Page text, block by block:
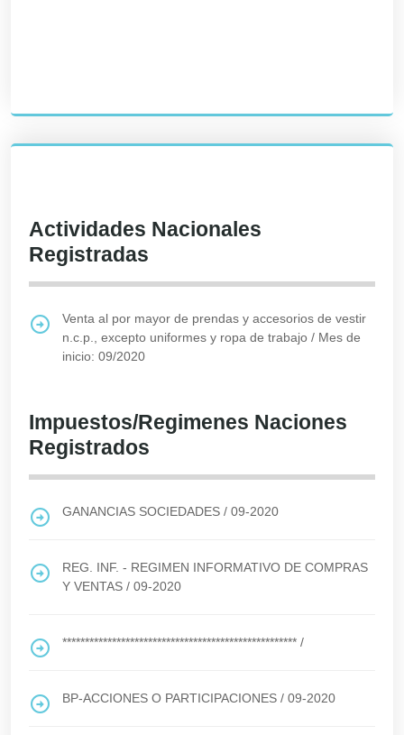
Actividades Nacionales
Registradas
Venta al por mayor de prendas y accesorios de vestir
n.c.p., excepto uniformes y ropa de trabajo / Mes de
inicio: 09/2020
Impuestos/Regimenes Naciones
Registrados
GANANCIAS SOCIEDADES / 09-2020
REG. INF. - REGIMEN INFORMATIVO DE COMPRAS
Y VENTAS / 09-2020
**************************************************** /
BP-ACCIONES O PARTICIPACIONES / 09-2020